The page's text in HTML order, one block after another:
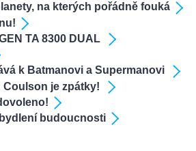
na kterých pořádně fouká
TA 8300 DUAL
k Batmanovi a Supermanovi
Coulson je zpátky!
budoucnosti